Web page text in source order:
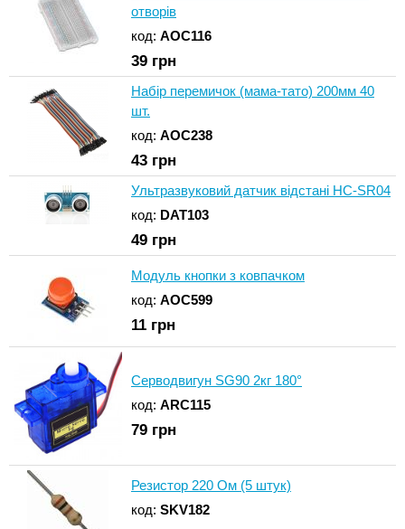
отворів
код: AOC116
39 грн
Набір перемичок (мама-тато) 200мм 40
шт.
код: AOC238
43 грн
Ультразвуковий датчик відстані HC-SR04
код: DAT103
49 грн
Модуль кнопки з ковпачком
код: AOC599
11 грн
Серводвигун SG90 2кг 180°
код: ARC115
79 грн
Резистор 220 Ом (5 штук)
код: SKV182